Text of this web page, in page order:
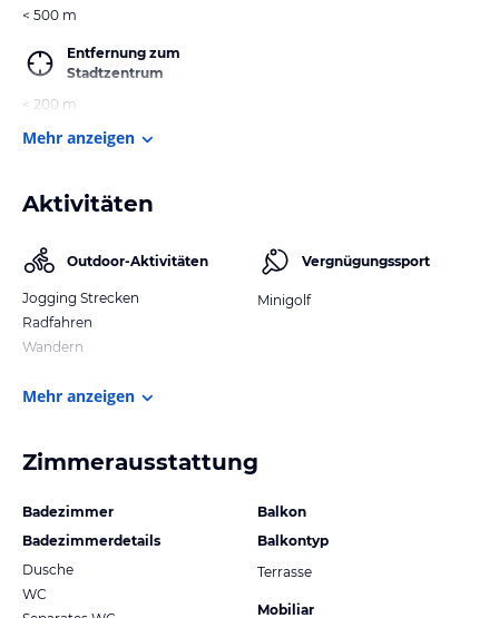
< 500 m
Entfernung zum
Stadtzentrum
< 200 m
Mehr anzeigen
Aktivitäten
Outdoor-Aktivitäten
Jogging Strecken
Radfahren
Wandern
Vergnügungssport
Minigolf
Mehr anzeigen
Zimmerausstattung
Badezimmer
Badezimmerdetails
Dusche
WC
Balkon
Balkontyp
Terrasse
Mobiliar